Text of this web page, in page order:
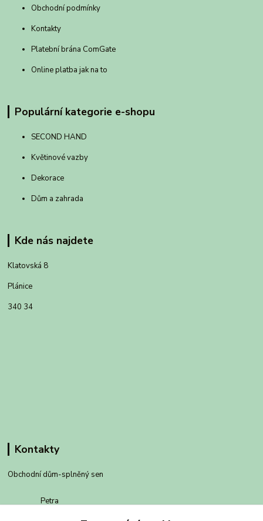
Obchodní podmínky
Kontakty
Platební brána ComGate
Online platba jak na to
Populární kategorie e-shopu
SECOND HAND
Květinové vazby
Dekorace
Dům a zahrada
Kde nás najdete
Klatovská 8
Plánice
340 34
Kontakty
Obchodní dům-splněný sen
Petra